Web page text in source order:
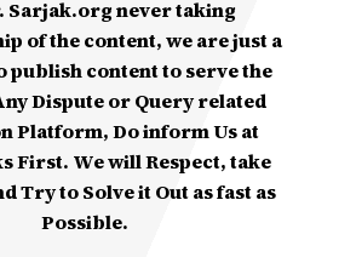
Sarjak.org never taking
of the content, we are just a
publish content to serve the
Dispute or Query related
Platform, Do inform Us at
First. We will Respect, take
Try to Solve it Out as fast as
Possible.